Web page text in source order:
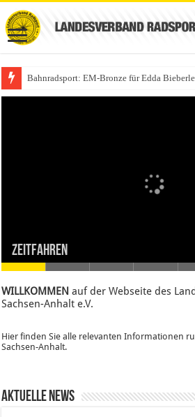
Bahnradsport: EM-Bronze für Edda
ZEITFAHREN
WILLKOMMEN auf der Webseite des
Sachsen-Anhalt e.V.
Hier finden Sie alle relevanten Informationen
Sachsen-Anhalt.
Aktuelle News